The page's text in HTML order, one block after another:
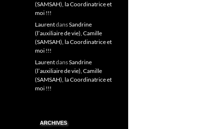
(SAMSAH), la Coordinatrice et
moi !!!
LaurentdansSandrine
(l’auxiliaire de vie), Camille
(SAMSAH), la Coordinatrice et
moi !!!
LaurentdansSandrine
(l’auxiliaire de vie), Camille
(SAMSAH), la Coordinatrice et
moi !!!
ARCHIVES